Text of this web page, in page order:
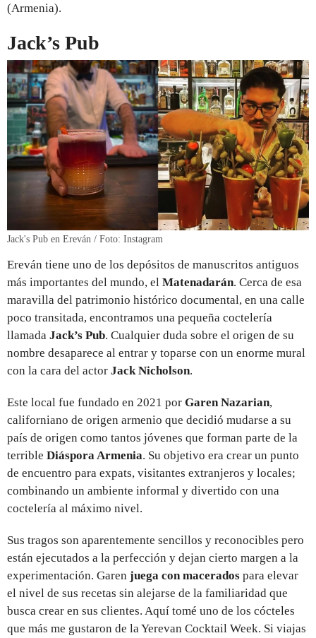
(Armenia).
Jack’s Pub
Jack's Pub en Ereván / Foto: Instagram
Ereván tiene uno de los depósitos de manuscritos antiguos
más importantes del mundo, el Matenadarán. Cerca de esa
maravilla del patrimonio histórico documental, en una calle
poco transitada, encontramos una pequeña coctelería
llamada Jack’s Pub. Cualquier duda sobre el origen de su
nombre desaparece al entrar y toparse con un enorme mural
con la cara del actor Jack Nicholson.
Este local fue fundado en 2021 por Garen Nazarian,
californiano de origen armenio que decidió mudarse a su
país de origen como tantos jóvenes que forman parte de la
terrible Diáspora Armenia. Su objetivo era crear un punto
de encuentro para expats, visitantes extranjeros y locales;
combinando un ambiente informal y divertido con una
coctelería al máximo nivel.
Sus tragos son aparentemente sencillos y reconocibles pero
están ejecutados a la perfección y dejan cierto margen a la
experimentación. Garen juega con macerados para elevar
el nivel de sus recetas sin alejarse de la familiaridad que
busca crear en sus clientes. Aquí tomé uno de los cócteles
que más me gustaron de la Yerevan Cocktail Week. Si viajas